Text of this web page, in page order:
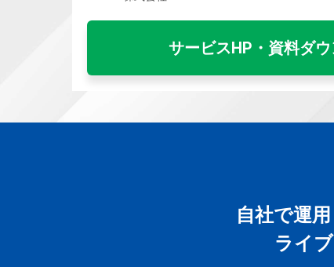
サービスHP・資料ダ
自社で運
ライ